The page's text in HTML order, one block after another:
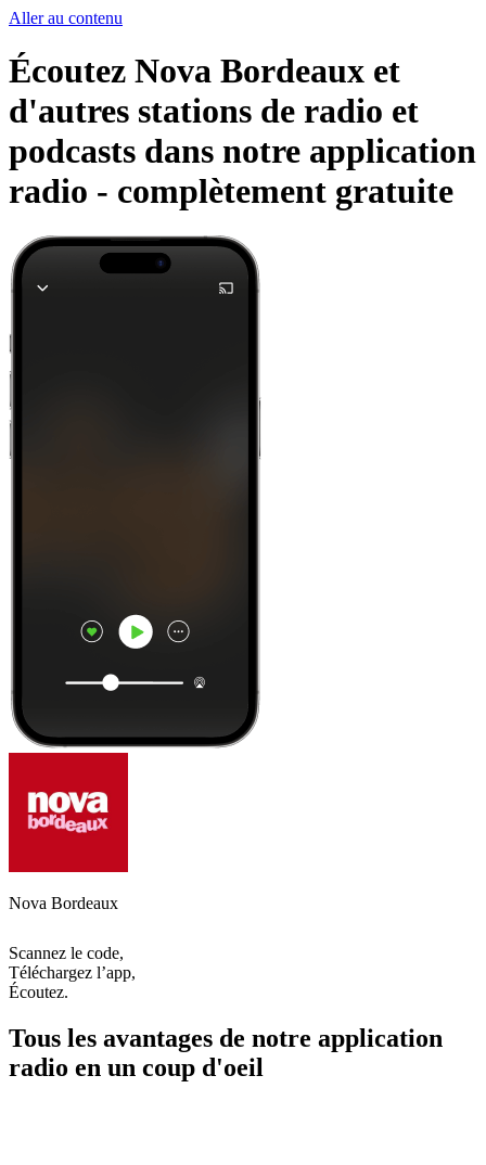
Aller au contenu
Écoutez Nova Bordeaux et
d'autres stations de radio et
podcasts dans notre application
radio - complètement gratuite
Nova Bordeaux
Scannez le code,
Téléchargez l’app,
Écoutez.
Tous les avantages de notre application
radio en un coup d'oeil